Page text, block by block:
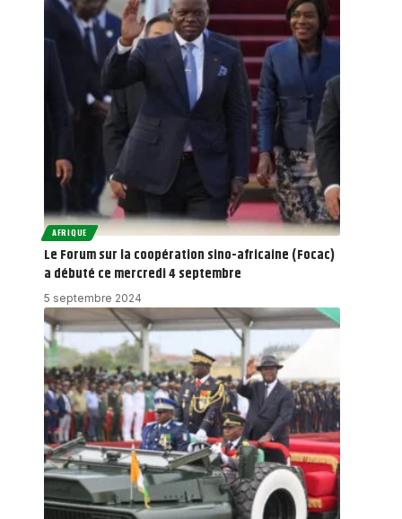
AFRIQUE
Le Forum sur la coopération sino-africaine (Focac)
a débuté ce mercredi 4 septembre
5 septembre 2024